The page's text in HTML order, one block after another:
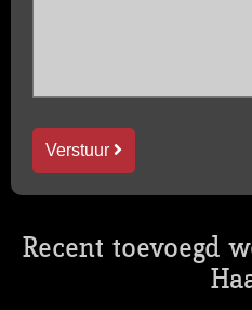
Verstuur
Recent toevoegd